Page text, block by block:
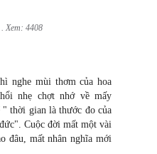
Xem: 4408
nghe mùi thơm của hoa
nhẹ chợt nhớ về mấy
" thời gian là thước đo của
Cuộc đời mất một vài
đâu, mất nhân nghĩa mới